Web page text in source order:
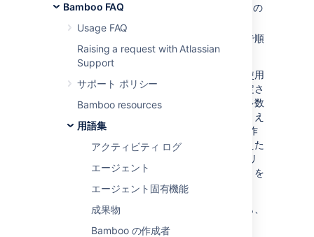
Bamboo FAQ
Usage FAQ
Raising a request with Atlassian
Support
サポート ポリシー
Bamboo resources
用語集
アクティビティ ログ
エージェント
エージェント固有機能
成果物
Bamboo の作成者
スト結果の解析など、作業の小さな個別の
単位です。
内で順
番に実行されます。
を使用
できます。タスクはジョブのスコープ内で設定さ
れます。ジョブは、同じ作業ディレクトリで多数
のタスクを実行するように設定されます。たとえ
ば、Maven 目標を実行する前に、ユーザーは作
業ディレクトリ内の特定のファイルを置き換えた
り、バージョン番号を置き換えたり、ソース リ
ポジトリをチェックアウトしたり、スクリプトを
実行したりすることができます。
ジョブ内の前のタスクが失敗している場合でも、